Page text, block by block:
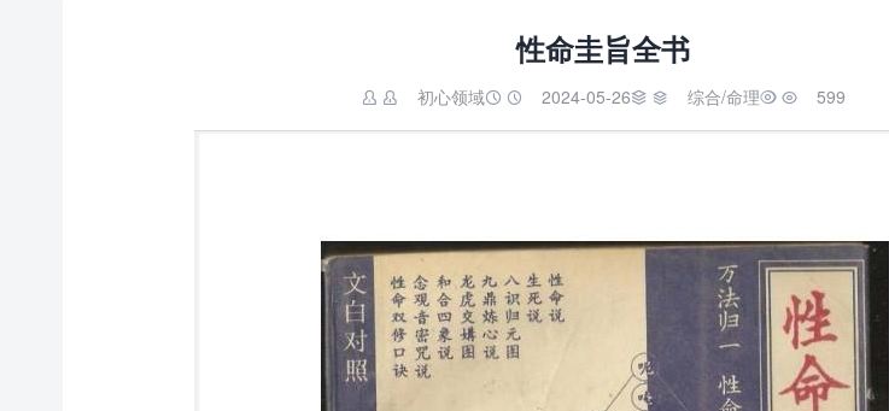
性命圭旨全书
 初心领域  2024-05-26  综合/命理  599